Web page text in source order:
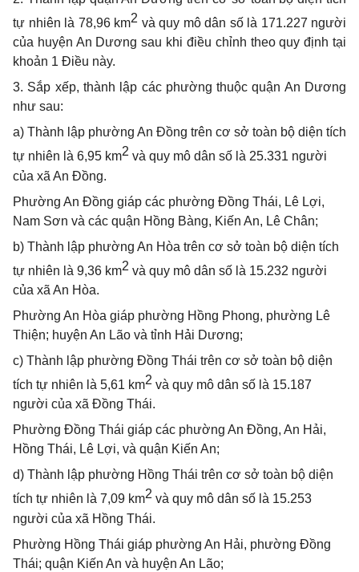
tự nhiên là 78,96 km2 và quy mô dân số là 171.227 người
của huyện An Dương sau khi điều chỉnh theo quy định tại
khoản 1 Điều này.
3. Sắp xếp, thành lập các phường thuộc quận An Dương
như sau:
a) Thành lập phường An Đồng trên cơ sở toàn bộ diện tích
tự nhiên là 6,95 km2 và quy mô dân số là 25.331 người
của xã An Đồng.
Phường An Đồng giáp các phường Đồng Thái, Lê Lợi,
Nam Sơn và các quận Hồng Bàng, Kiến An, Lê Chân;
b) Thành lập phường An Hòa trên cơ sở toàn bộ diện tích
tự nhiên là 9,36 km2 và quy mô dân số là 15.232 người
của xã An Hòa.
Phường An Hòa giáp phường Hồng Phong, phường Lê
Thiện; huyện An Lão và tỉnh Hải Dương;
c) Thành lập phường Đồng Thái trên cơ sở toàn bộ diện
tích tự nhiên là 5,61 km2 và quy mô dân số là 15.187
người của xã Đồng Thái.
Phường Đồng Thái giáp các phường An Đồng, An Hải,
Hồng Thái, Lê Lợi, và quận Kiến An;
d) Thành lập phường Hồng Thái trên cơ sở toàn bộ diện
tích tự nhiên là 7,09 km2 và quy mô dân số là 15.253
người của xã Hồng Thái.
Phường Hồng Thái giáp phường An Hải, phường Đồng
Thái; quận Kiến An và huyện An Lão;